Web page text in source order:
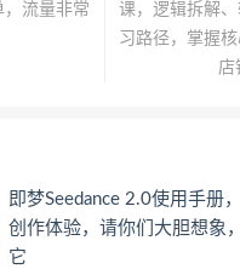
流量非常
课，逻辑拆解、
习路径，掌握
店
即梦Seedance 2.0使用手册
创作体验，请你们大胆想象
它